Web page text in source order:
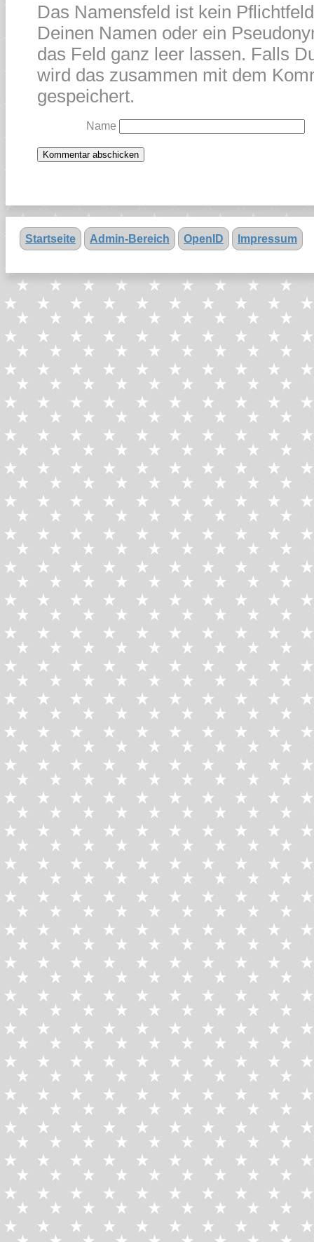
Das Namensfeld ist kein
Deinen Namen oder ein
das Feld ganz leer lassen. Falls
wird das zusammen mit dem
gespeichert.
Name
Startseite Admin-Bereich OpenID Impressum